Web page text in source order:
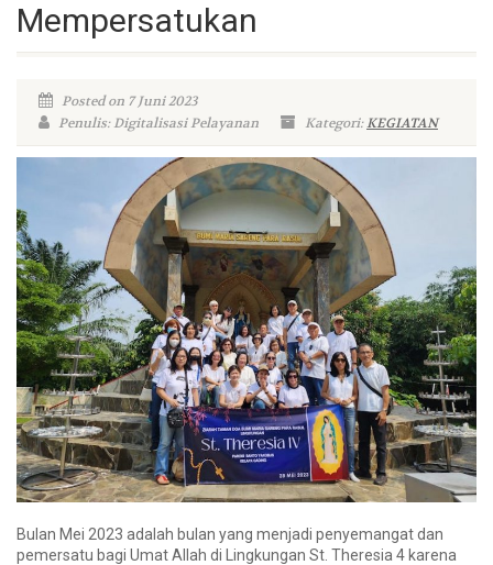
Mempersatukan
Posted on 7 Juni 2023
Penulis: Digitalisasi Pelayanan
Kategori:KEGIATAN
Bulan Mei 2023 adalah bulan yang menjadi penyemangat dan
pemersatu bagi Umat Allah di Lingkungan St. Theresia 4 karena